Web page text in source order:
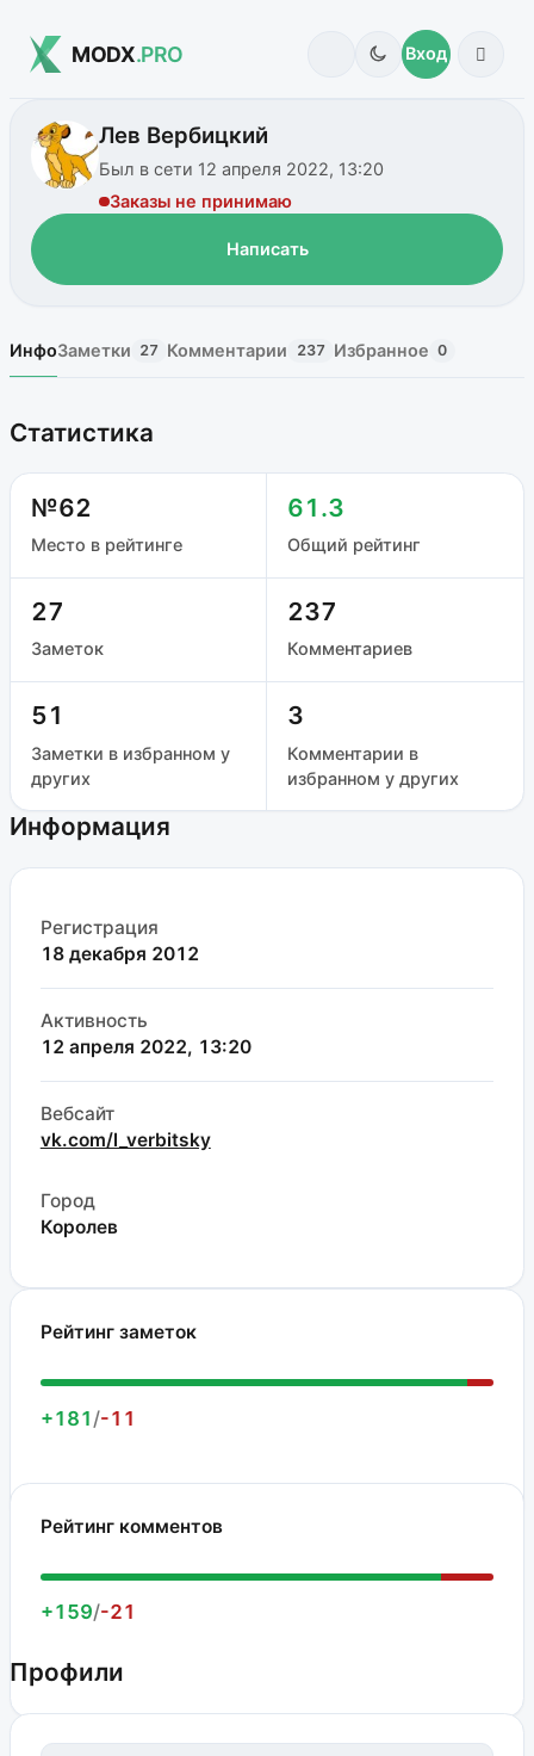
MODX.PRO Вход
Лев Вербицкий
Был в сети 12 апреля 2022, 13:20
Заказы не принимаю
Написать
ИнфоЗаметки 27 Комментарии 237 Избранное 0
Статистика
№62
Место в рейтинге
61.3
Общий рейтинг
27
Заметок
237
Комментариев
51
Заметки в избранном у
других
3
Комментарии в
избранном у других
Информация
Регистрация
18 декабря 2012
Активность
12 апреля 2022, 13:20
Вебсайт
vk.com/l_verbitsky
Город
Королев
Рейтинг заметок
+181 /-11
Рейтинг комментов
+159/-21
Профили